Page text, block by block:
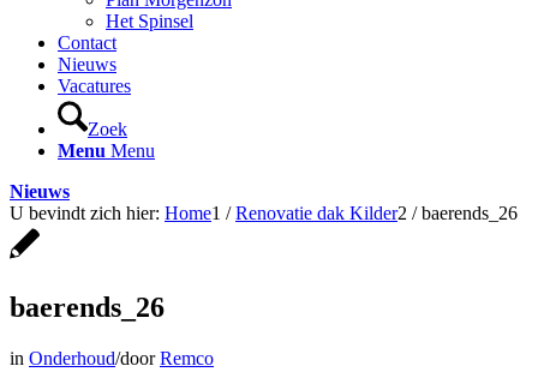
Het Spinsel
Contact
Nieuws
Vacatures
Zoek
Menu Menu
Nieuws
U bevindt zich hier: Home1 / Renovatie dak Kilder2 / baerends_26
baerends_26
in Onderhoud/doorRemco